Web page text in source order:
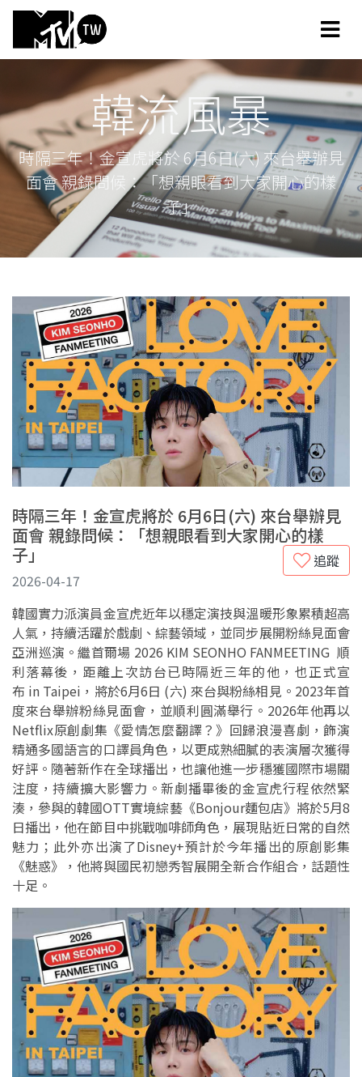
韓流風暴
時隔三年！金宣虎將於 6月6日(六) 來台舉辦見
面會 親錄問候：「想親眼看到大家開心的樣
子」
時隔三年！金宣虎將於 6月6日(六) 來台舉辦見
面會 親錄問候：「想親眼看到大家開心的樣
子」
追蹤
2026-04-17
韓國實力派演員金宣虎近年以穩定演技與溫暖形象累積超高
人氣，持續活躍於戲劇、綜藝領域，並同步展開粉絲見面會
亞洲巡演。繼首爾場 2026 KIM SEONHO FANMEETING 順
利落幕後，距離上次訪台已時隔近三年的他，也正式宣
布 in Taipei，將於6月6日 (六) 來台與粉絲相見。2023年首
度來台舉辦粉絲見面會，並順利圓滿舉行。2026年他再以
Netflix原創劇集《愛情怎麼翻譯？》回歸浪漫喜劇，飾演
精通多國語言的口譯員角色，以更成熟細膩的表演層次獲得
好評。隨著新作在全球播出，也讓他進一步穩獲國際市場關
注度，持續擴大影響力。新劇播畢後的金宣虎行程依然緊
湊，參與的韓國OTT實境綜藝《Bonjour麵包店》將於5月8
日播出，他在節目中挑戰咖啡師角色，展現貼近日常的自然
魅力；此外亦出演了Disney+預計於今年播出的原創影集
《魅惑》，他將與國民初戀秀智展開全新合作組合，話題性
十足。